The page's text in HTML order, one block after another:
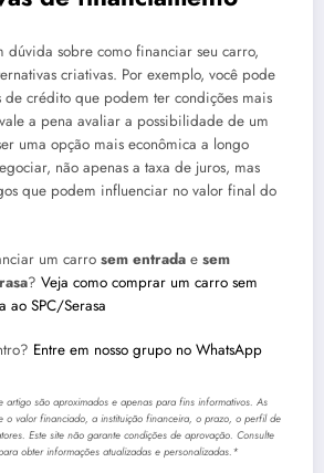
dúvida sobre como financiar seu carro,
criativas. Por exemplo, você pode
de crédito que podem ter condições mais
a pena avaliar a possibilidade de um
uma opção mais econômica a longo
não apenas a taxa de juros, mas
que podem influenciar no valor final do
um carro sem entrada e sem
? Veja como comprar um carro sem
ao SPC/Serasa
Entre em nosso grupo no WhatsApp
artigo são aproximados e apenas para fins informativos. As
o valor financiado, a instituição financeira, o prazo, o perfil de
Este site não garante condições de aprovação. Consulte
obter informações atualizadas e personalizadas.*